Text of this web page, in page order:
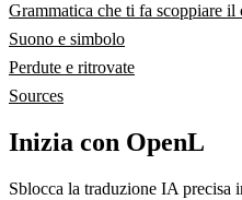
Grammatica che ti fa scoppiare il
Suono e simbolo
Perdute e ritrovate
Sources
Inizia con OpenL
Sblocca la traduzione IA precisa